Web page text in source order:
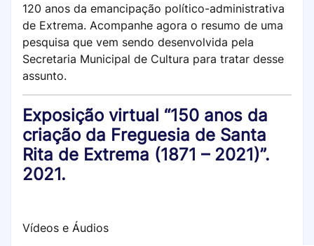
120 anos da emancipação político-administrativa
de Extrema. Acompanhe agora o resumo de uma
pesquisa que vem sendo desenvolvida pela
Secretaria Municipal de Cultura para tratar desse
assunto.
Exposição virtual “150 anos da
criação da Freguesia de Santa
Rita de Extrema (1871 – 2021)”.
2021.
Vídeos e Áudios